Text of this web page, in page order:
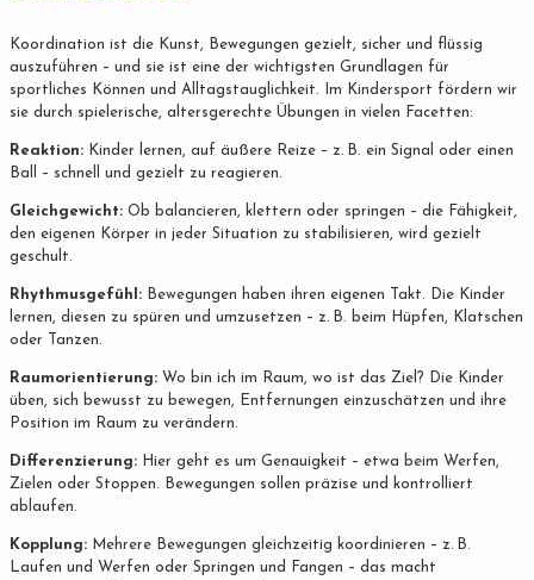
Koordination ist die Kunst, Bewegungen gezielt, sicher und flüssig
auszuführen – und sie ist eine der wichtigsten Grundlagen für
sportliches Können und Alltagstauglichkeit. Im Kindersport fördern wir
sie durch spielerische, altersgerechte Übungen in vielen Facetten:
Reaktion: Kinder lernen, auf äußere Reize – z. B. ein Signal oder einen
Ball – schnell und gezielt zu reagieren.
Gleichgewicht: Ob balancieren, klettern oder springen – die Fähigkeit,
den eigenen Körper in jeder Situation zu stabilisieren, wird gezielt
geschult.
Rhythmusgefühl: Bewegungen haben ihren eigenen Takt. Die Kinder
lernen, diesen zu spüren und umzusetzen – z. B. beim Hüpfen, Klatschen
oder Tanzen.
Raumorientierung: Wo bin ich im Raum, wo ist das Ziel? Die Kinder
üben, sich bewusst zu bewegen, Entfernungen einzuschätzen und ihre
Position im Raum zu verändern.
Differenzierung: Hier geht es um Genauigkeit – etwa beim Werfen,
Zielen oder Stoppen. Bewegungen sollen präzise und kontrolliert
ablaufen.
Kopplung: Mehrere Bewegungen gleichzeitig koordinieren – z. B.
Laufen und Werfen oder Springen und Fangen – das macht